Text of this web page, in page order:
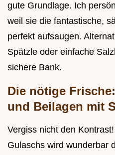
gute Grundlage. Ich
weil sie die fantastische,
perfekt aufsaugen.
Spätzle oder einfache
sichere Bank.
Die nötige
und Beilagen mit
Vergiss nicht den
Gulaschs wird wunderbar